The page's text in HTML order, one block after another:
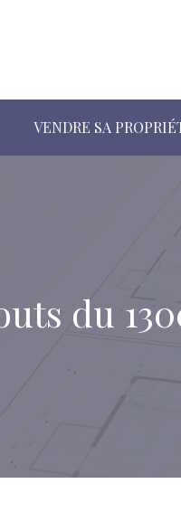
VENDRE SA
du